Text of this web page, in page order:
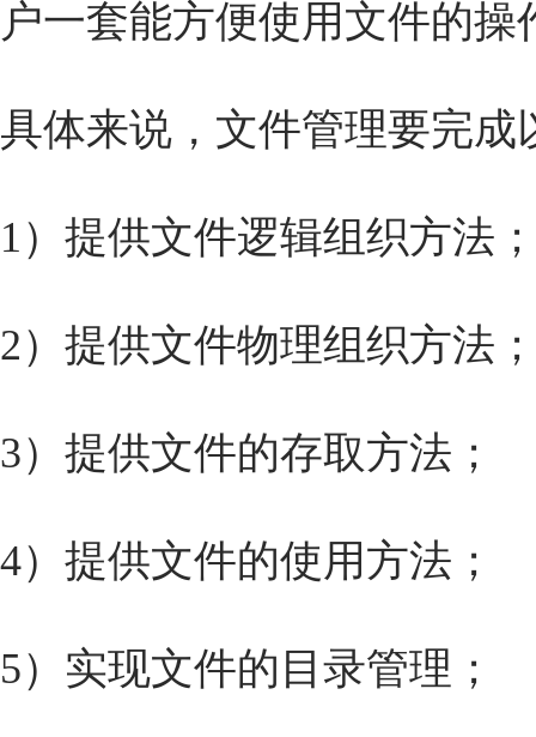
户一套能方便使用文件的操
具体来说，文件管理要完成
1）提供文件逻辑组织方法
2）提供文件物理组织方法
3）提供文件的存取方法；
4）提供文件的使用方法；
5）实现文件的目录管理；